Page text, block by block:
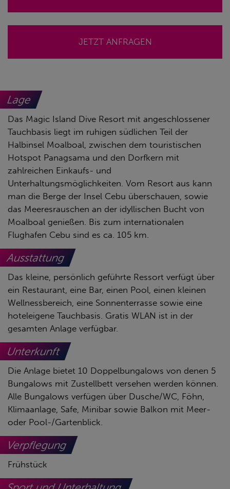
JETZT ANFRAGEN
Lage
Das Magic Island Dive Resort mit angeschlossener
Tauchbasis liegt im ruhigen südlichen Teil der
Halbinsel Moalboal, zwischen dem touristischen
Hotspot Panagsama und den Dorfkern mit
zahlreichen Einkaufs- und
Unterhaltungsmöglichkeiten. Vom Resort aus kann
man die Berge der Insel Cebu überschauen, sowie
das Meeresrauschen an der idyllischen Bucht von
Moalboal genießen. Bis zum internationalen
Flughafen Cebu sind es ca. 105 km.
Ausstattung
Das kleine, persönlich geführte Ressort verfügt über
ein Restaurant, eine Bar, einen Pool, einen kleinen
Wellnessbereich, eine Sonnenterrasse sowie eine
hoteleigene Tauchbasis. Gratis WLAN ist in der
gesamten Anlage verfügbar.
Unterkunft
Die Anlage bietet 10 Doppelbungalows von denen 5
Bungalows mit Zustellbett versehen werden können.
Alle Bungalows verfügen über Dusche/WC, Föhn,
Klimaanlage, Safe, Minibar sowie Balkon mit Meer-
oder Pool-/Gartenblick.
Verpflegung
Frühstück